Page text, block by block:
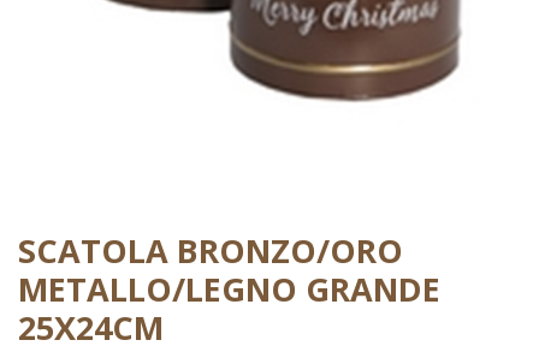
SCATOLA BRONZO/ORO
METALLO/LEGNO GRANDE
25X24CM